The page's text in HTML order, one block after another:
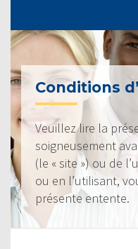
Conditions
Veuillez lire la
soigneusement
(le « site ») ou de
ou en l’utilisant,
présente entente.